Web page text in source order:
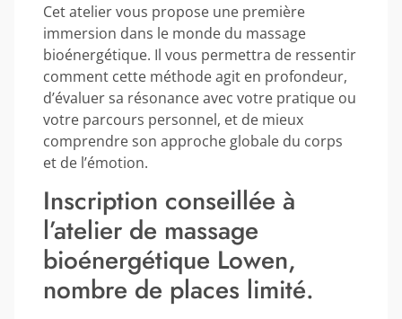
Cet atelier vous propose une première
immersion dans le monde du massage
bioénergétique. Il vous permettra de ressentir
comment cette méthode agit en profondeur,
d’évaluer sa résonance avec votre pratique ou
votre parcours personnel, et de mieux
comprendre son approche globale du corps
et de l’émotion.
Inscription conseillée à
l’atelier de massage
bioénergétique Lowen,
nombre de places limité.